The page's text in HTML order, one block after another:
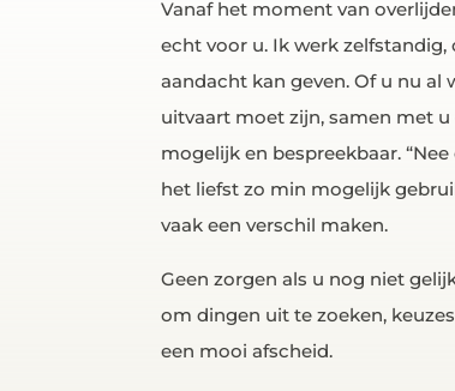
Vanaf het moment van
echt voor u. Ik werk
aandacht kan geven. Of u nu al
uitvaart moet zijn, samen met u
mogelijk en bespreekbaar.
het liefst zo min mogelijk
vaak een verschil maken.
Geen zorgen als u nog niet
om dingen uit te zoeken,
een mooi afscheid.